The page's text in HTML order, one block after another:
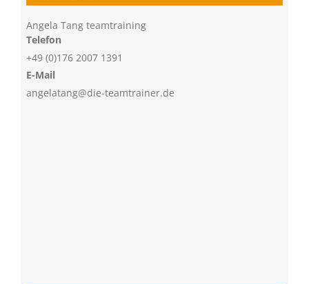
Angela Tang teamtraining
Telefon
+49 (0)176 2007 1391
E-Mail
angelatang@die-teamtrainer.de